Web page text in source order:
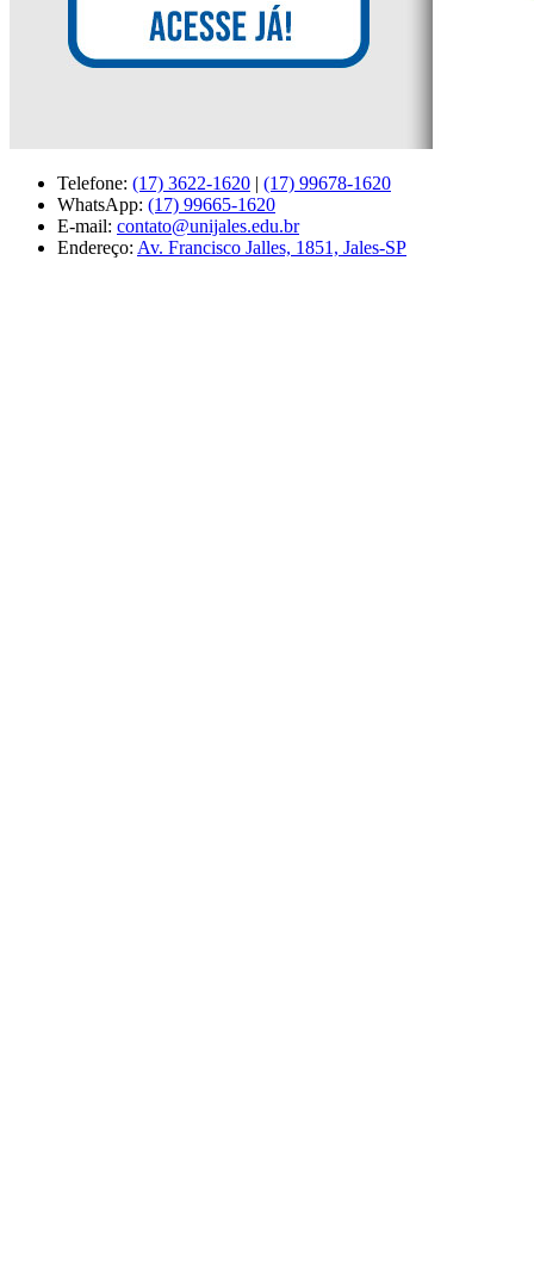
Telefone: (17) 3622-1620 | (17) 99678-1620
WhatsApp: (17) 99665-1620
E-mail: contato@unijales.edu.br
Endereço: Av. Francisco Jalles, 1851, Jales-SP